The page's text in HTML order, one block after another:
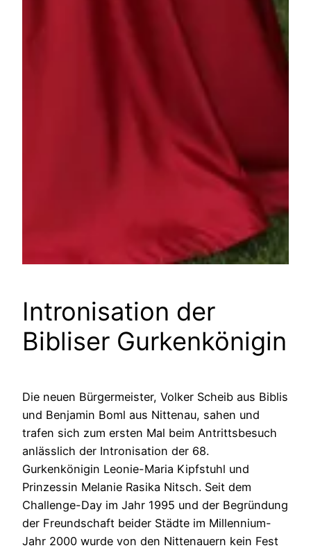
Intronisation der
Bibliser Gurkenkönigin
Die neuen Bürgermeister, Volker Scheib aus Biblis
und Benjamin Boml aus Nittenau, sahen und
trafen sich zum ersten Mal beim Antrittsbesuch
anlässlich der Intronisation der 68.
Gurkenkönigin Leonie-Maria Kipfstuhl und
Prinzessin Melanie Rasika Nitsch. Seit dem
Challenge-Day im Jahr 1995 und der Begründung
der Freundschaft beider Städte im Millennium-
Jahr 2000 wurde von den Nittenauern kein Fest